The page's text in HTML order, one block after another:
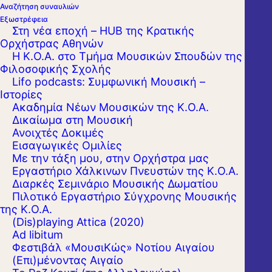
Αναζήτηση συναυλιών
Εξωστρέφεια
Στη νέα εποχή – HUB της Κρατικής
Ορχήστρας Αθηνών
Η Κ.Ο.Α. στο Τμήμα Μουσικών Σπουδών της
Φιλοσοφικής Σχολής
Lifo podcasts: Συμφωνική Μουσική –
Ιστορίες
Ακαδημία Νέων Μουσικών της Κ.Ο.Α.
Δικαίωμα στη Μουσική
Ανοιχτές Δοκιμές
Εισαγωγικές Ομιλίες
Με την τάξη μου, στην Ορχήστρα μας
Εργαστήριo Χάλκινων Πνευστών της Κ.Ο.Α.
Διαρκές Σεμινάριο Μουσικής Δωματίου
Πιλοτικό Εργαστήριο Σύγχρονης Μουσικής
της Κ.Ο.Α.
(Dis)playing Attica (2020)
Ad libitum
Φεστιβάλ «ΜουσιΚώς» Νοτίου Αιγαίου
(Επι)μένοντας Αιγαίο
Η συναυλία αποτίει φόρο τιμής στον
σπουδαίο Δάσκαλο της γαλλικής μουσικής
Μωρίς Εμμανυέλ, που υπήρξε ένας από
τους σημαντικότερους μελετητές της